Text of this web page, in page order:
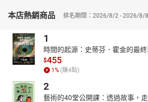
章節名稱：
02-什麼樣才是好的領導人
03-要快樂同時不要滿足
04-錢不會讓你變好只會擴大你的現狀
05-想有錢就有錢的金錢修練
06-我們的成就 是說出來的
本店熱銷商品 排名期間：2026/8/2 - 2026/8/8
1
時間的起源：史蒂芬．霍金的最終
$455
1 % (賺4點)
2
藝術的40堂公開課：透過故事，